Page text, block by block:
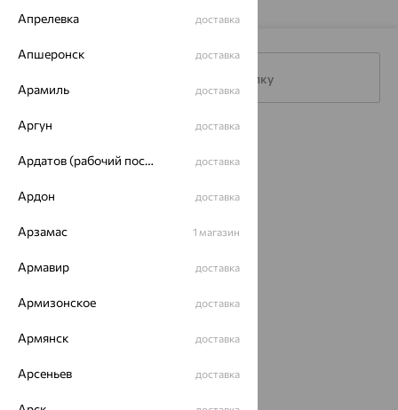
Подписаться на рассылку
Доставка
Покупателям
О нас
Магазины и доставка г. Липецк
еще 3
Другие города
Заказать звонок
Апрелевка доставка
Апшеронск доставка
Арамиль доставка
Аргун доставка
Ардатов (рабочий поселок) доставка
Ардон доставка
Арзамас 1 магазин
Армавир доставка
Армизонское доставка
Армянск доставка
Арсеньев доставка